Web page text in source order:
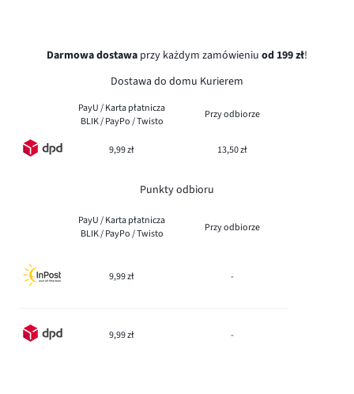
Darmowa dostawa przy każdym zamówieniu od 199 zł!
Dostawa do domu Kurierem
PayU / Karta płatnicza
BLIK / PayPo / Twisto
Przy odbiorze
9,99 zł 13,50 zł
Punkty odbioru
PayU / Karta płatnicza
BLIK / PayPo / Twisto
Przy odbiorze
9,99 zł -
9,99 zł -